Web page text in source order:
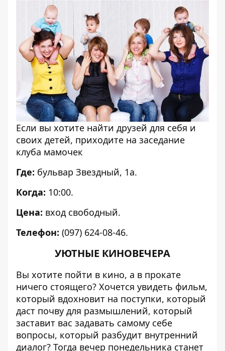
Если вы хотите найти друзей для себя и
своих детей, приходите на заседание
клуба мамочек
Где: бульвар Звездный, 1а.
Когда: 10:00.
Цена: вход свободный.
Телефон: (097) 624-08-46.
УЮТНЫЕ КИНОВЕЧЕРА
Вы хотите пойти в кино, а в прокате
ничего стоящего? Хочется увидеть фильм,
который вдохновит на поступки, который
даст почву для размышлений, который
заставит вас задавать самому себе
вопросы, который разбудит внутренний
диалог? Тогда вечер понедельника станет